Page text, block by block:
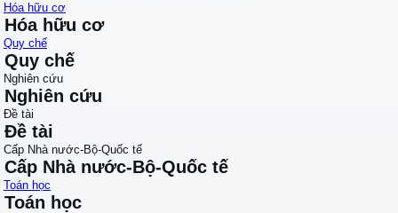
Hóa hữu cơ
Hóa hữu cơ
Quy chế
Quy chế
Nghiên cứu
Nghiên cứu
Đề tài
Đề tài
Cấp Nhà nước-Bộ-Quốc tế
Cấp Nhà nước-Bộ-Quốc tế
Toán học
Toán học